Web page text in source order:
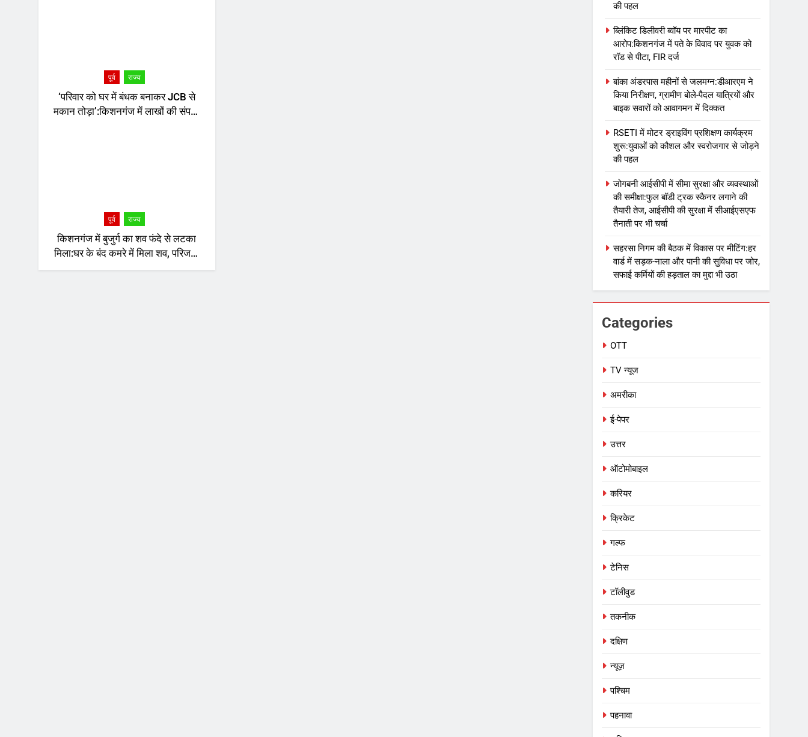
पूर्व राज्य
‘परिवार को घर में बंधक बनाकर JCB से
मकान तोड़ा’:किशनगंज में लाखों की संपत्ति
पूर्व राज्य
किशनगंज में बुजुर्ग का शव फंदे से लटका
मिला:घर के बंद कमरे में मिला शव, परिजनों
ने दरवाजा खोलकर देखा तो मचा हड़कंप
की पहल
ब्लिंकिट डिलीवरी ब्वॉय पर मारपीट का
आरोप:किशनगंज में पते के विवाद पर युवक को
रॉड से पीटा, FIR दर्ज
बांका अंडरपास महीनों से जलमग्न:डीआरएम ने
किया निरीक्षण, ग्रामीण बोले-पैदल यात्रियों और
बाइक सवारों को आवागमन में दिक्कत
RSETI में मोटर ड्राइविंग प्रशिक्षण कार्यक्रम
शुरू:युवाओं को कौशल और स्वरोजगार से जोड़ने
की पहल
जोगबनी आईसीपी में सीमा सुरक्षा और व्यवस्थाओं
की समीक्षा:फुल बॉडी ट्रक स्कैनर लगाने की
तैयारी तेज, आईसीपी की सुरक्षा में सीआईएसएफ
तैनाती पर भी चर्चा
सहरसा निगम की बैठक में विकास पर मीटिंग:हर
वार्ड में सड़क-नाला और पानी की सुविधा पर जोर,
सफाई कर्मियों की हड़ताल का मुद्दा भी उठा
Categories
OTT
TV न्यूज
अमरीका
ई-पेपर
उत्तर
ऑटोमोबाइल
करियर
क्रिकेट
गल्फ
टेनिस
टॉलीवुड
तकनीक
दक्षिण
न्यूज़
पश्चिम
पहनावा